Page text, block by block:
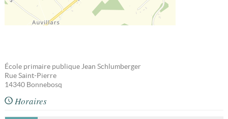
École primaire publique Jean Schlumberger
Rue Saint-Pierre
14340 Bonnebosq
Horaires